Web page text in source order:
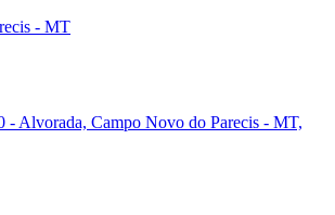
- MT
- Alvorada, Campo Novo do Parecis - MT,